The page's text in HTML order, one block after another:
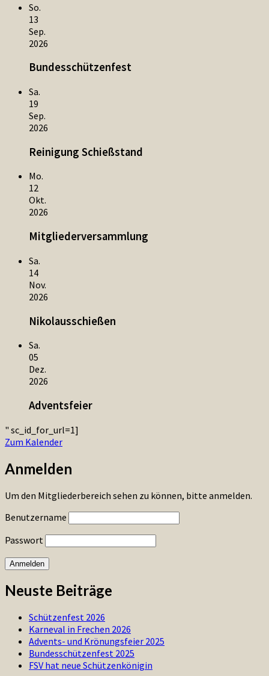
So.
13
Sep.
2026
Bundesschützenfest
Sa.
19
Sep.
2026
Reinigung Schießstand
Mo.
12
Okt.
2026
Mitgliederversammlung
Sa.
14
Nov.
2026
Nikolausschießen
Sa.
05
Dez.
2026
Adventsfeier
" sc_id_for_url=1]
Zum Kalender
Anmelden
Um den Mitgliederbereich sehen zu können, bitte anmelden.
Benutzername
Passwort
Neuste Beiträge
Schützenfest 2026
Karneval in Frechen 2026
Advents- und Krönungsfeier 2025
Bundesschützenfest 2025
FSV hat neue Schützenkönigin